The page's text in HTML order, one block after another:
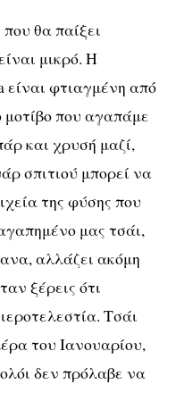
θα παίξει
μικρό. Η
είναι φτιαγμένη από
που αγαπάμε
και χρυσή μαζί,
σπιτιού μπορεί να
της φύσης που
μας τσάι,
αλλάζει ακόμη
ξέρεις ότι
Τσάι
του Ιανουαρίου,
δεν πρόλαβε να